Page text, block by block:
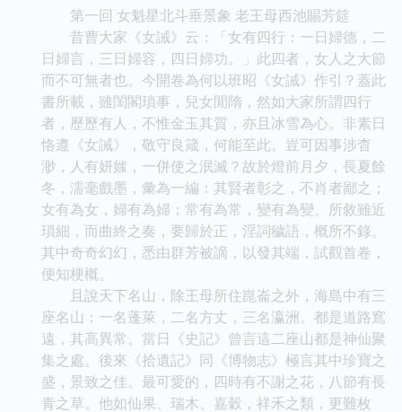
第一回 女魁星北斗垂景象 老王母西池賜芳筵
昔曹大家《女誡》云：「女有四行：一日婦德，二
日婦言，三日婦容，四日婦功。」此四者，女人之大節
而不可無者也。今開卷為何以班昭《女誡》作引？蓋此
書所載，雖閨閣瑣事，兒女閒隋，然如大家所謂四行
者，歷歷有人，不惟金玉其質，亦且冰雪為心。非素日
恪遵《女誡》，敬守良箴，何能至此。豈可因事涉杳
渺，人有妍媸，一併使之泯滅？故於燈前月夕，長夏餘
冬，濡毫戲墨，彙為一編：其賢者彰之，不肖者鄙之；
女有為女，婦有為婦；常有為常，變有為變。所敘雖近
瑣細，而曲終之奏，要歸於正，淫詞穢語，概所不錄。
其中奇奇幻幻，悉由群芳被謫，以發其端，試觀首卷，
便知梗概。
且說天下名山，除王母所住崑崙之外，海島中有三
座名山：一名蓬萊，二名方丈，三名瀛洲。都是道路窵
遠，其高異常。當日《史記》曾言這二座山都是神仙聚
集之處。後來《拾遺記》同《博物志》極言其中珍寶之
盛，景致之佳。最可愛的，四時有不謝之花，八節有長
青之草。他如仙果、瑞木、嘉穀，祥禾之類，更難枚